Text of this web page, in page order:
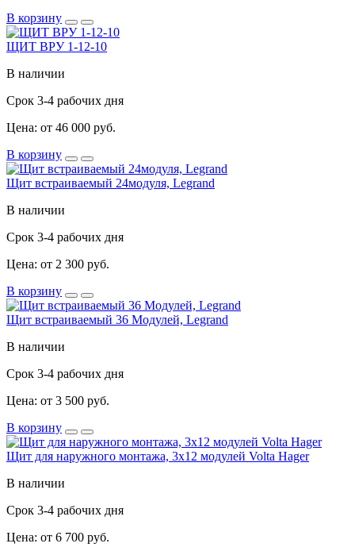
В корзину
ЩИТ ВРУ 1-12-10
В наличии
Срок 3-4 рабочих дня
Цена: от 46 000 руб.
В корзину
Щит встраиваемый 24модуля, Legrand
В наличии
Срок 3-4 рабочих дня
Цена: от 2 300 руб.
В корзину
Щит встраиваемый 36 Модулей, Legrand
В наличии
Срок 3-4 рабочих дня
Цена: от 3 500 руб.
В корзину
Щит для наружного монтажа, 3x12 модулей Volta Hager
В наличии
Срок 3-4 рабочих дня
Цена: от 6 700 руб.